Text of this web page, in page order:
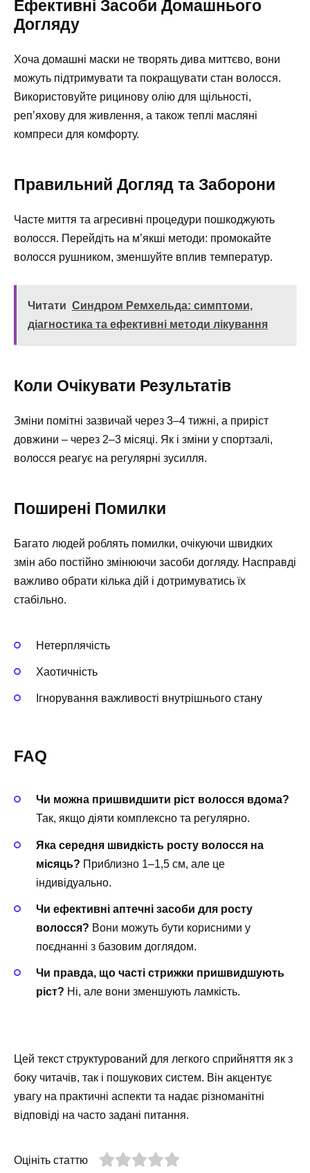
Ефективні Засоби Домашнього
Догляду
Хоча домашні маски не творять дива миттєво, вони
можуть підтримувати та покращувати стан волосся.
Використовуйте рицинову олію для щільності,
реп’яхову для живлення, а також теплі масляні
компреси для комфорту.
Правильний Догляд та Заборони
Часте миття та агресивні процедури пошкоджують
волосся. Перейдіть на м’якші методи: промокайте
волосся рушником, зменшуйте вплив температур.
Читати Синдром Ремхельда: симптоми,
діагностика та ефективні методи лікування
Коли Очікувати Результатів
Зміни помітні зазвичай через 3–4 тижні, а приріст
довжини – через 2–3 місяці. Як і зміни у спортзалі,
волосся реагує на регулярні зусилля.
Поширені Помилки
Багато людей роблять помилки, очікуючи швидких
змін або постійно змінюючи засоби догляду. Насправді
важливо обрати кілька дій і дотримуватись їх
стабільно.
Нетерплячість
Хаотичність
Ігнорування важливості внутрішнього стану
FAQ
Чи можна пришвидшити ріст волосся вдома?
Так, якщо діяти комплексно та регулярно.
Яка середня швидкість росту волосся на
місяць? Приблизно 1–1,5 см, але це
індивідуально.
Чи ефективні аптечні засоби для росту
волосся? Вони можуть бути корисними у
поєднанні з базовим доглядом.
Чи правда, що часті стрижки пришвидшують
ріст? Ні, але вони зменшують ламкість.
Цей текст структурований для легкого сприйняття як з
боку читачів, так і пошукових систем. Він акцентує
увагу на практичні аспекти та надає різноманітні
відповіді на часто задані питання.
Оцініть статтю